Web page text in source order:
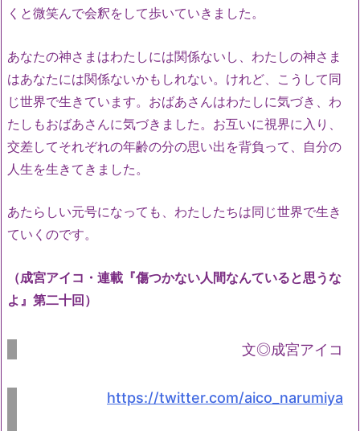
くと微笑んで会釈をして歩いていきました。
あなたの神さまはわたしには関係ないし、わたしの神さま
はあなたには関係ないかもしれない。けれど、こうして同
じ世界で生きています。おばあさんはわたしに気づき、わ
たしもおばあさんに気づきました。お互いに視界に入り、
交差してそれぞれの年齢の分の思い出を背負って、自分の
人生を生きてきました。
あたらしい元号になっても、わたしたちは同じ世界で生き
ていくのです。
（成宮アイコ・連載『傷つかない人間なんていると思うな
よ』第二十回）
文◎成宮アイコ
https://twitter.com/aico_narumiya